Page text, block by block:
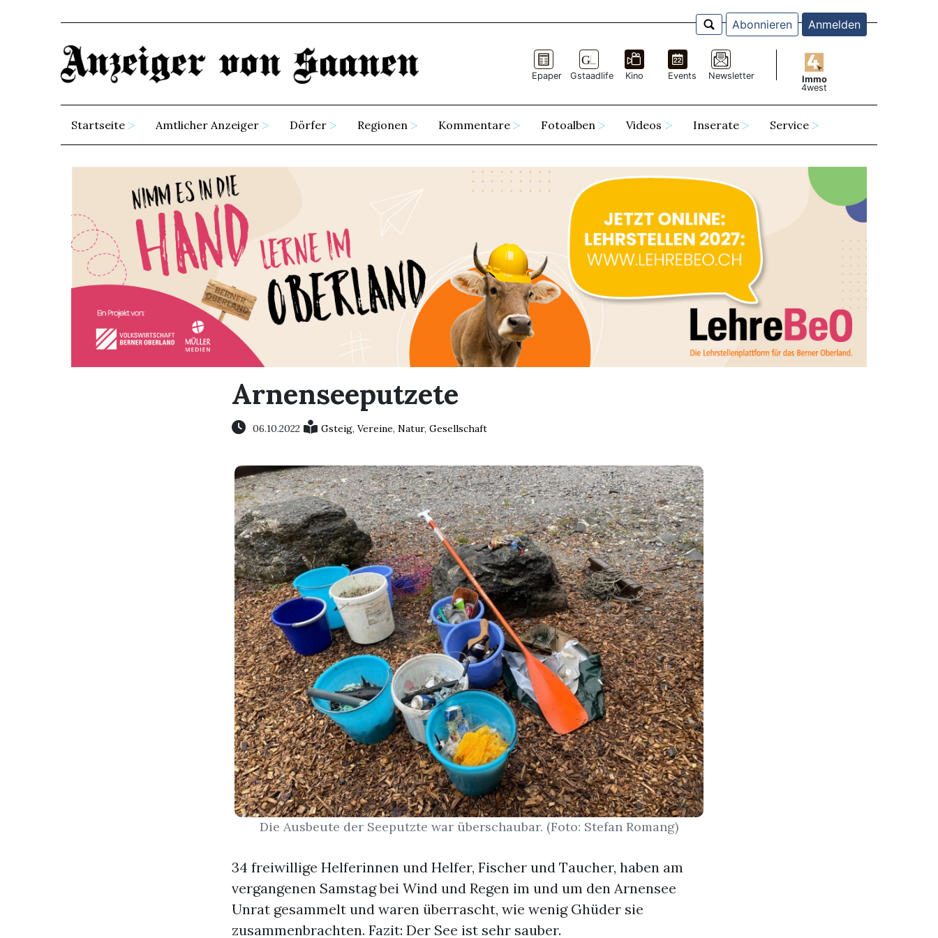
Abonnieren Anmelden
Epaper Gstaadlife Kino Events Newsletter
Immo
4west
Startseite Amtlicher Anzeiger Dörfer Regionen Kommentare Fotoalben Videos Inserate Service
Arnenseeputzete
06.10.2022 Gsteig, Vereine, Natur, Gesellschaft
Die Ausbeute der Seeputzte war überschaubar. (Foto: Stefan Romang)
34 freiwillige Helferinnen und Helfer, Fischer und Taucher, haben am
vergangenen Samstag bei Wind und Regen im und um den Arnensee
Unrat gesammelt und waren überrascht, wie wenig Ghüder sie
zusammenbrachten. Fazit: Der See ist sehr sauber.